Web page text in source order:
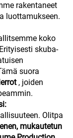
rakentaneet
luottamukseen.
koko
skuba-
suora
, joiden
Olitpa
mukautetun